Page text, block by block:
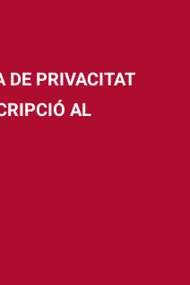
DE PRIVACITAT
AL